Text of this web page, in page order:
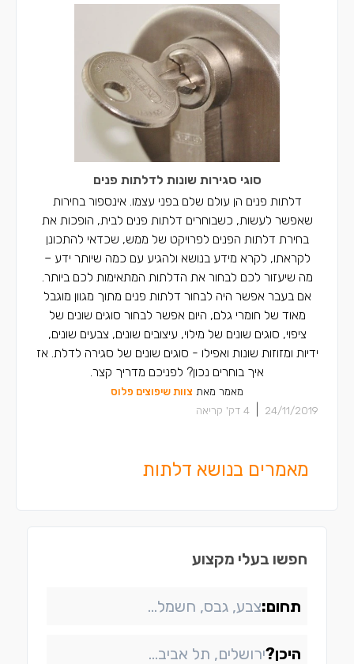
סוגי סגירות שונות לדלתות פנים
דלתות פנים הן עולם שלם בפני עצמו. אינספור בחירות
שאפשר לעשות, כשבוחרים דלתות פנים לבית, הופכות את
בחירת דלתות הפנים לפרויקט של ממש, שכדאי להתכונן
לקראתו, לקרא מידע בנושא ולהגיע עם כמה שיותר ידע –
מה שיעזור לכם לבחור את הדלתות המתאימות לכם ביותר.
אם בעבר אפשר היה לבחור דלתות פנים מתוך מגוון מוגבל
מאוד של חומרי גלם, היום אפשר לבחור סוגים שונים של
ציפוי, סוגים שונים של מילוי, עיצובים שונים, צבעים שונים,
ידיות ומזוזות שונות ואפילו - סוגים שונים של סגירה לדלת. אז
איך בוחרים נכון? לפניכם מדריך קצר.
מאמר מאת צוות שיפוצים פלוס
24/11/2019
4 דק' קריאה
מאמרים בנושא דלתות
חפשו בעלי מקצוע
תחום:
היכן?